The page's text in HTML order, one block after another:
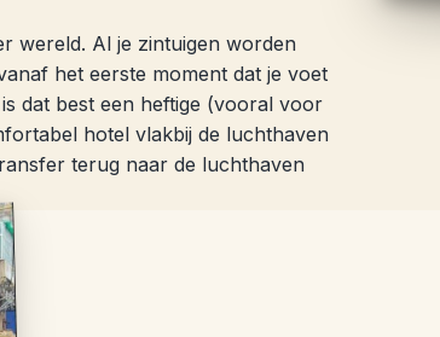
wereld. Al je zintuigen worden
het eerste moment dat je voet
dat best een heftige (vooral voor
hotel vlakbij de luchthaven
terug naar de luchthaven